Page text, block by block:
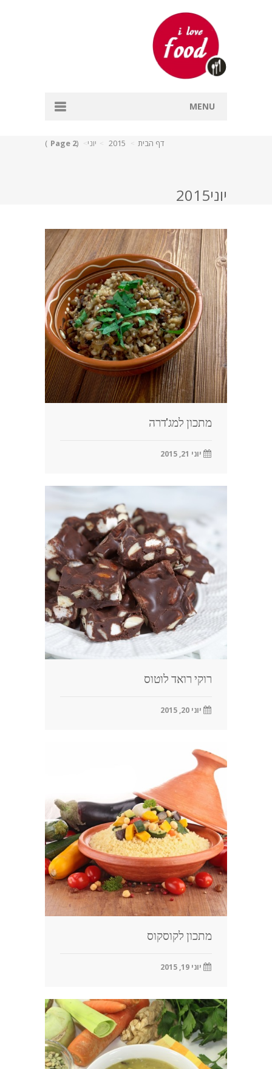
MENU
עיקריות
קינוחים
בלוג
דף הבית 2015 יוני (
Page 2
)
יוני2015
מתכון למג'דרה
יוני 21, 2015
רוקי רואד לוטוס
יוני 20, 2015
מתכון לקוסקוס
יוני 19, 2015